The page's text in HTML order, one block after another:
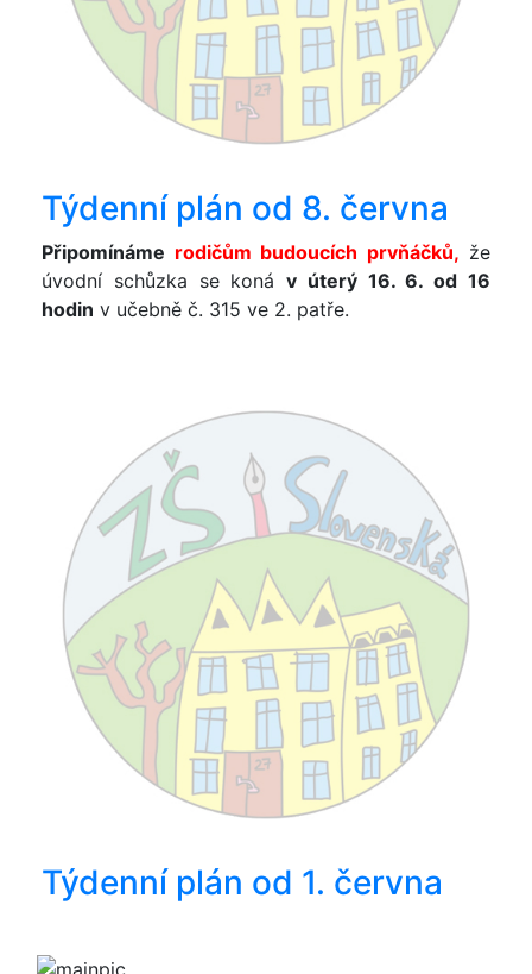
Týdenní plán od 8. června
Připomínáme rodičům budoucích prvňáčků, že
úvodní schůzka se konáv úterý 16. 6. od 16
hodin v učebně č. 315 ve 2. patře.
Týdenní plán od 1. června